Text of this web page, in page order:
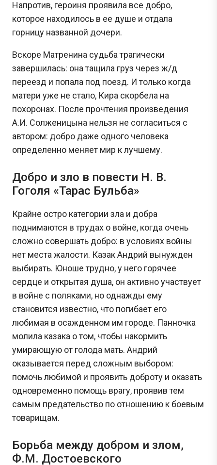
Напротив, героиня проявила все добро,
которое находилось в ее душе и отдала
горницу названной дочери.
Вскоре Матренина судьба трагически
завершилась: она тащила груз через ж/д
переезд и попала под поезд. И только когда
матери уже не стало, Кира скорбела на
похоронах. После прочтения произведения
А.И. Солженицына нельзя не согласиться с
автором: добро даже одного человека
определенно меняет мир к лучшему.
Добро и зло в повести Н. В.
Гоголя «Тарас Бульба»
Крайне остро категории зла и добра
поднимаются в трудах о войне, когда очень
сложно совершать добро: в условиях войны
нет места жалости. Казак Андрий вынужден
выбирать. Юноше трудно, у него горячее
сердце и открытая душа, он активно участвует
в войне с поляками, но однажды ему
становится известно, что погибает его
любимая в осажденном им городе. Панночка
молила казака о том, чтобы накормить
умирающую от голода мать. Андрий
оказывается перед сложным выбором:
помочь любимой и проявить доброту и оказать
одновременно помощь врагу, проявив тем
самым предательство по отношению к боевым
товарищам.
Борьба между добром и злом,
Ф.М. Достоевского
экзамен, и представляют собой тексты заданий, которые они запомнили. До
начала проведения ЕГЭ на Дальнем востоке публикация реальных заданий не
осуществляется, поскольку они заранее никому не известны.
Перейти